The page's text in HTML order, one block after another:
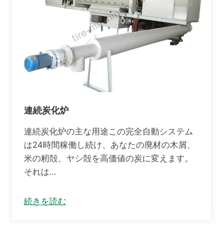
連続炭化炉
連続炭化炉の主な用途この完全自動システム
は24時間稼働し続け、あなたの廃材の木屑、
米の籾殻、ヤシ殻を高価値の炭に変えます。
それは…
続きを読む